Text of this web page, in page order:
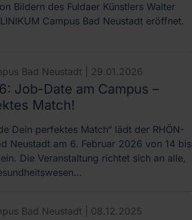
Bildern des Fuldaer Künstlers Walter
Campus Bad Neustadt eröffnet.
Bad Neustadt | 29.01.2026
Job-Date am Campus –
Match!
Dein perfektes Match“ lädt der RHÖN-
Neustadt am 6. Februar 2026 von 14 bis
Die Veranstaltung richtet sich an alle,
Bad Neustadt | 08.12.2025